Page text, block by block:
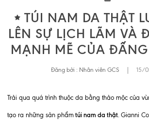
TÚI NAM DA THẬT
LÊN SỰ LỊCH LÃM VÀ
MẠNH MẼ CỦA
Đăng bởi : Nhân viên GCS 15/
Trải qua quá trình thuộc da bằng thảo mộc của
tạo ra những sản phẩm túi nam da thật Gianni